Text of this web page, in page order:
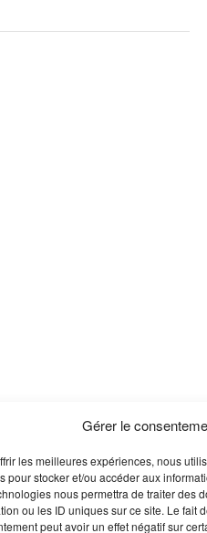
Gérer le
les meilleures expériences, nous
pour stocker et/ou accéder aux
nous permettra de traiter des
ou les ID uniques sur ce site. Le fait
peut avoir un effet négatif sur